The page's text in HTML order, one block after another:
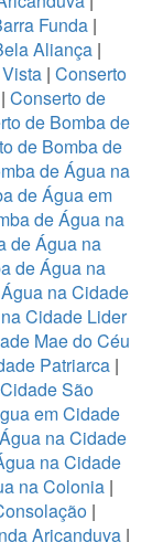
Funda |
Aliança |
| Conserto
Conserto de
de Bomba de
de Bomba de
de Água na
de Água em
de Água na
de Água na
de Água na
na Cidade
Cidade Lider
Mae do Céu
Patriarca |
São
em Cidade
na Cidade
na Cidade
na Colonia |
|
Aricanduva|